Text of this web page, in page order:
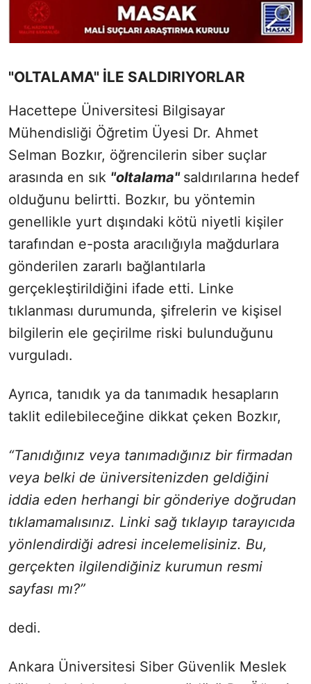
"OLTALAMA" İLE SALDIRIYORLAR
Hacettepe Üniversitesi Bilgisayar
Mühendisliği Öğretim Üyesi Dr. Ahmet
Selman Bozkır, öğrencilerin siber suçlar
arasında en sık "oltalama" saldırılarına hedef
olduğunu belirtti. Bozkır, bu yöntemin
genellikle yurt dışındaki kötü niyetli kişiler
tarafından e-posta aracılığıyla mağdurlara
gönderilen zararlı bağlantılarla
gerçekleştirildiğini ifade etti. Linke
tıklanması durumunda, şifrelerin ve kişisel
bilgilerin ele geçirilme riski bulunduğunu
vurguladı.
Ayrıca, tanıdık ya da tanımadık hesapların
taklit edilebileceğine dikkat çeken Bozkır,
“Tanıdığınız veya tanımadığınız bir firmadan
veya belki de üniversitenizden geldiğini
iddia eden herhangi bir gönderiye doğrudan
tıklamamalısınız. Linki sağ tıklayıp tarayıcıda
yönlendirdiği adresi incelemelisiniz. Bu,
gerçekten ilgilendiğiniz kurumun resmi
sayfası mı?”
dedi.
Ankara Üniversitesi Siber Güvenlik Meslek